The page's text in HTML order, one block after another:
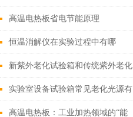
高温电热板省电节能原理
恒温消解仪在实验过程中有哪
些“不可”原则呢？
新紫外老化试验箱和传统紫外老化
试验箱相比
实验室设备试验箱常见老化光源有
哪些
高温电热板：工业加热领域的“能